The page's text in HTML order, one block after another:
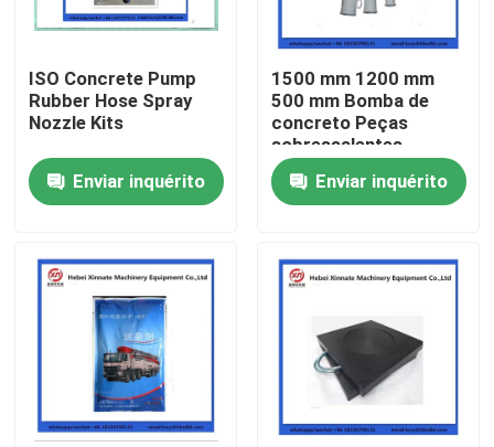
Casa
Vídeos
Quem Somos
Fábrica
ISO Concrete Pump
Rubber Hose Spray
Nozzle Kits
Enviar inquérito
1500 mm 1200 mm
500 mm Bomba de
concreto Peças
sobressalentes
Resistência ao
desgaste Redutor
ordinário
Enviar inquérito